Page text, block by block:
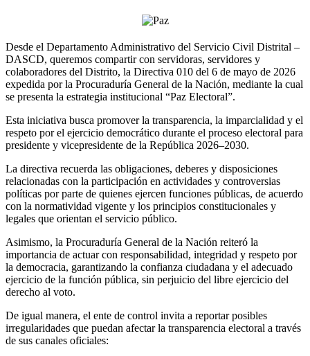
Desde el Departamento Administrativo del Servicio Civil Distrital –
DASCD, queremos compartir con servidoras, servidores y
colaboradores del Distrito, la Directiva 010 del 6 de mayo de 2026
expedida por la Procuraduría General de la Nación, mediante la cual
se presenta la estrategia institucional “Paz Electoral”.
Esta iniciativa busca promover la transparencia, la imparcialidad y el
respeto por el ejercicio democrático durante el proceso electoral para
presidente y vicepresidente de la República 2026–2030.
La directiva recuerda las obligaciones, deberes y disposiciones
relacionadas con la participación en actividades y controversias
políticas por parte de quienes ejercen funciones públicas, de acuerdo
con la normatividad vigente y los principios constitucionales y
legales que orientan el servicio público.
Asimismo, la Procuraduría General de la Nación reiteró la
importancia de actuar con responsabilidad, integridad y respeto por
la democracia, garantizando la confianza ciudadana y el adecuado
ejercicio de la función pública, sin perjuicio del libre ejercicio del
derecho al voto.
De igual manera, el ente de control invita a reportar posibles
irregularidades que puedan afectar la transparencia electoral a través
de sus canales oficiales: